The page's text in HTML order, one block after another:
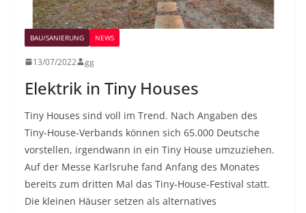
BAU/SANIERUNG NEWS
13/07/2022 gg
Elektrik in Tiny Houses
Tiny Houses sind voll im Trend. Nach Angaben des
Tiny-House-Verbands können sich 65.000 Deutsche
vorstellen, irgendwann in ein Tiny House umzuziehen.
Auf der Messe Karlsruhe fand Anfang des Monates
bereits zum dritten Mal das Tiny-House-Festival statt.
Die kleinen Häuser setzen als alternatives